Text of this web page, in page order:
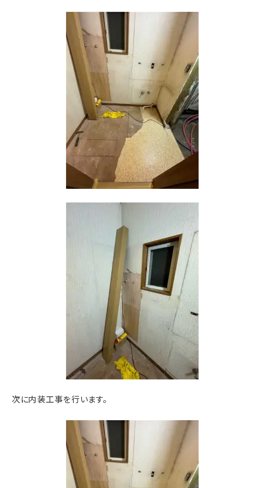
次に内装工事を行います。